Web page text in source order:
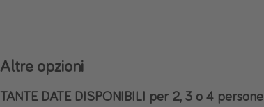
Altre opzioni
TANTE DATE DISPONIBILI per 2, 3 o 4 persone